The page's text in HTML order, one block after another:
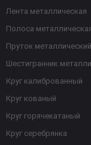
Лента металлическая
Полоса
Пруток металлический
Шестигранник
Круг калиброванный
Круг кованый
Круг горячекатаный
Круг серебрянка